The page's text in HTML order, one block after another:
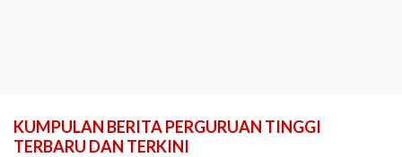
KUMPULAN BERITA PERGURUAN TINGGI
TERBARU DAN TERKINI